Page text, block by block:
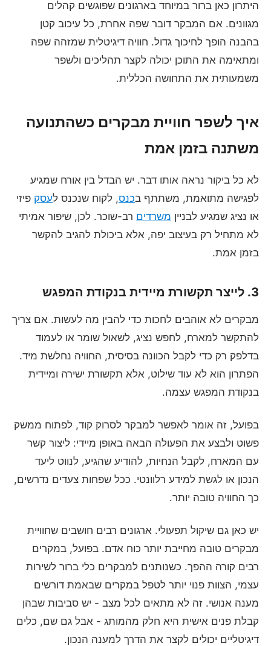
היתרון כאן ברור במיוחד בארגונים שפוגשים קהלים
מגוונים. אם המבקר דובר שפה אחרת, כל עיכוב קטן
בהבנה הופך לחיכוך גדול. חוויה דיגיטלית שמזהה שפה
ומתאימה את התוכן יכולה לקצר תהליכים ולשפר
משמעותית את התחושה הכללית.
איך לשפר חוויית מבקרים כשהתנועה
משתנה בזמן אמת
לא כל ביקור נראה אותו דבר. יש הבדל בין אורח שמגיע
לפגישה מתואמת, משתתף בכנס, לקוח שנכנס לעסק פיזי
או נציג שמגיע לבניין משרדים רב-שוכר. לכן, שיפור אמיתי
לא מתחיל רק בעיצוב יפה, אלא ביכולת להגיב להקשר
בזמן אמת.
3. לייצר תקשורת מיידית בנקודת המפגש
מבקרים לא אוהבים לחכות כדי להבין מה לעשות. אם צריך
להתקשר למארח, לחפש נציג, לשאול שומר או לעמוד
בדלפק רק כדי לקבל הכוונה בסיסית, החוויה נחלשת מיד.
הפתרון הוא לא עוד שילוט, אלא תקשורת ישירה ומיידית
בנקודת המפגש עצמה.
בפועל, זה אומר לאפשר למבקר לסרוק קוד, לפתוח ממשק
פשוט ולבצע את הפעולה הבאה באופן מיידי: ליצור קשר
עם המארח, לקבל הנחיות, להודיע שהגיע, לנווט ליעד
הנכון או לגשת למידע רלוונטי. ככל שפחות צעדים נדרשים,
כך החוויה טובה יותר.
יש כאן גם שיקול תפעולי. ארגונים רבים חושבים שחוויית
מבקרים טובה מחייבת יותר כוח אדם. בפועל, במקרים
רבים קורה ההפך. כשנותנים למבקרים כלי ברור לשירות
עצמי, הצוות פנוי יותר לטפל במקרים שבאמת דורשים
מענה אנושי. זה לא מתאים לכל מצב - יש סביבות שבהן
קבלת פנים אישית היא חלק מהמותג - אבל גם שם, כלים
דיגיטליים יכולים לקצר את הדרך למענה הנכון.